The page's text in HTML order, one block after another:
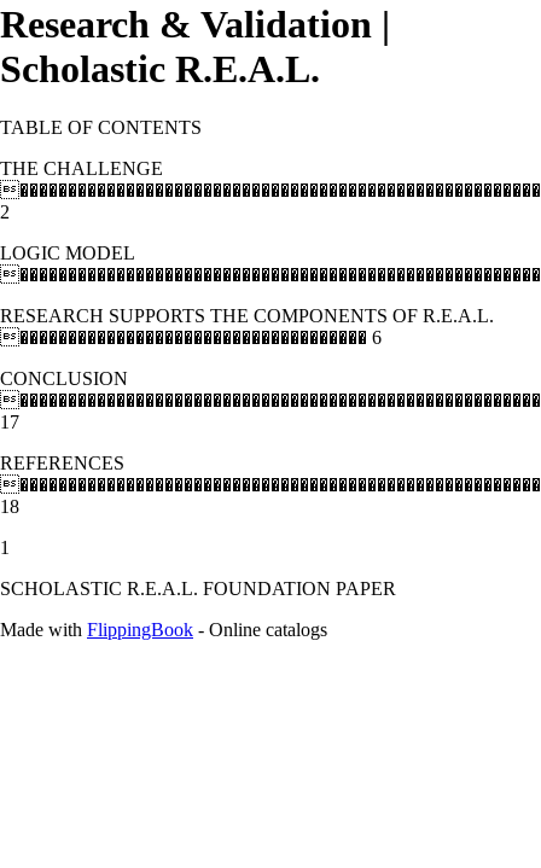
Research & Validation |
Scholastic R.E.A.L.
TABLE OF CONTENTS
THE CHALLENGE
2
LOGIC MODEL
RESEARCH SUPPORTS THE COMPONENTS OF R.E.A.L.
������������������������������������ 6
CONCLUSION
17
REFERENCES
18
1
SCHOLASTIC R.E.A.L. FOUNDATION PAPER
Made with FlippingBook - Online catalogs